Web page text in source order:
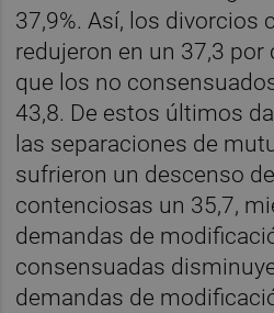
37,9%. Así, los divorcios
redujeron en un 37,3
que los no
43,8. De estos últimos
las separaciones de
sufrieron un descenso
contenciosas un 35,7,
demandas de
consensuadas
demandas de